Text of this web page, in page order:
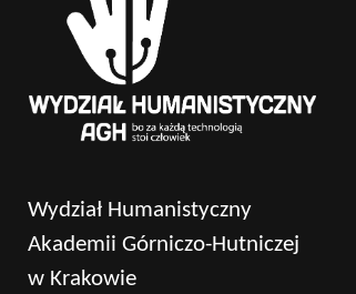
Wydział Humanistyczny
Akademii Górniczo-Hutniczej
w Krakowie